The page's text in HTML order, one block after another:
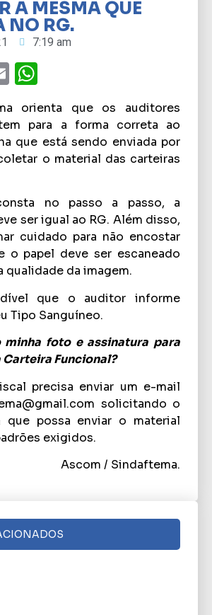
A MESMA QUE
NO RG.
7:19 am
Email
orienta que os auditores
para a forma correta ao
que está sendo enviada por
o material das carteiras
no passo a passo, a
ser igual ao RG. Além disso,
cuidado para não encostar
o papel deve ser escaneado
qualidade da imagem.
que o auditor informe
Tipo Sanguíneo.
minha foto e assinatura para
Funcional?
precisa enviar um e-mail
solicitando o
que possa enviar o material
exigidos.
Ascom / Sindaftema.